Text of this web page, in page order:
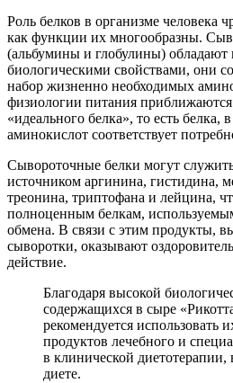
Роль белков в организме человека
как функции их многообразны.
(альбумины и глобулины)
биологическими свойствами, они
набор жизненно необходимых
физиологии питания
«идеального белка», то есть белка,
аминокислот соответствует
Сывороточные белки могут
источником аргинина, гистидина,
треонина, триптофана и лейцина,
полноценным белкам,
обмена. В связи с этим продукты,
сыворотки, оказывают
действие.
Благодаря высокой
содержащихся в сыре
рекомендуется использовать
продуктов лечебного и
в клинической диетотерапии,
диете.